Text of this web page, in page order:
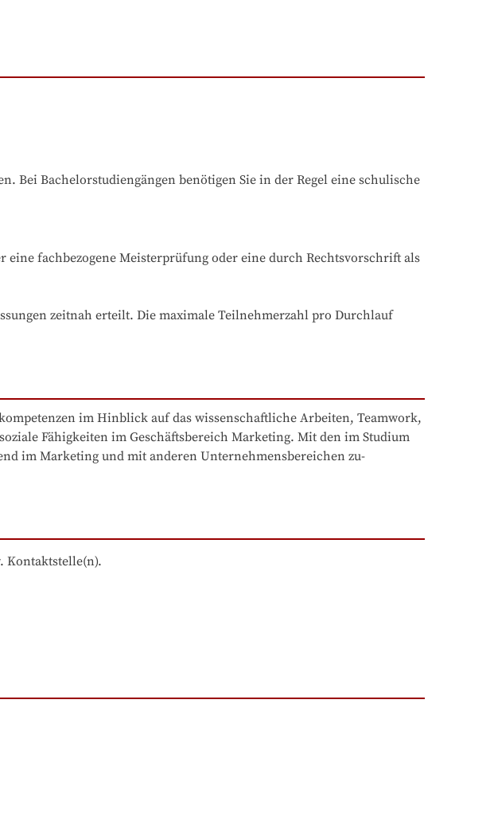
Bei Bachelorstudiengängen benötigen Sie in der Regel eine schulische
fachbezogene Meisterprüfung oder eine durch Rechtsvorschrift als
zeitnah erteilt. Die maximale Teilnehmerzahl pro Durchlauf
im Hinblick auf das wissenschaftliche Arbeiten, Teamwork,
Fähigkeiten im Geschäftsbereich Marketing. Mit den im Studium
im Marketing und mit anderen Unternehmensbereichen zu-
Kontaktstelle(n).